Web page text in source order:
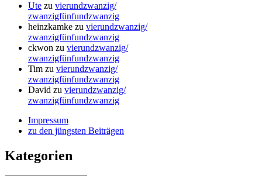
Ute zu vierundzwanzig/
zwanzigfünfundzwanzig
heinzkamke zu vierundzwanzig/
zwanzigfünfundzwanzig
ckwon zu vierundzwanzig/
zwanzigfünfundzwanzig
Tim zu vierundzwanzig/
zwanzigfünfundzwanzig
David zu vierundzwanzig/
zwanzigfünfundzwanzig
Impressum
zu den jüngsten Beiträgen
Kategorien